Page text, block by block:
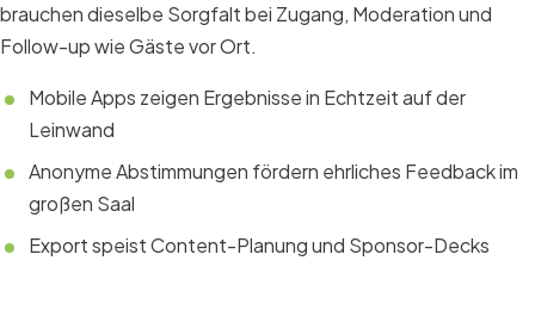
brauchen dieselbe Sorgfalt bei Zugang, Moderation und
Follow-up wie Gäste vor Ort.
Mobile Apps zeigen Ergebnisse in Echtzeit auf der
Leinwand
Anonyme Abstimmungen fördern ehrliches Feedback im
großen Saal
Export speist Content-Planung und Sponsor-Decks